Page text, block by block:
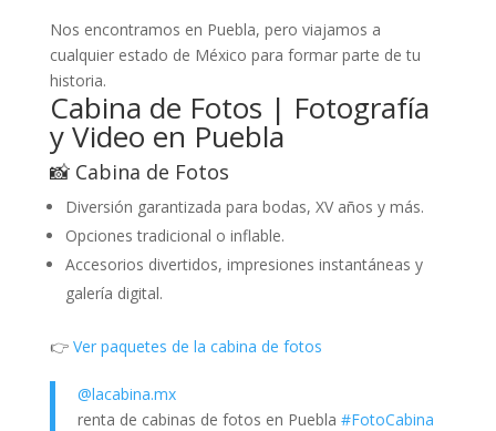
Nos encontramos en Puebla, pero viajamos a
cualquier estado de México para formar parte de tu
historia.
Cabina de Fotos | Fotografía
y Video en Puebla
📸 Cabina de Fotos
Diversión garantizada para bodas, XV años y más.
Opciones tradicional o inflable.
Accesorios divertidos, impresiones instantáneas y
galería digital.
👉 Ver paquetes de la cabina de fotos
@lacabina.mx
renta de cabinas de fotos en Puebla #FotoCabina